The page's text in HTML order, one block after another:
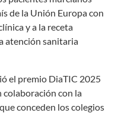
de la Unión Europa con
y a la receta
atención sanitaria
el premio DiaTIC 2025
colaboración con la
conceden los colegios